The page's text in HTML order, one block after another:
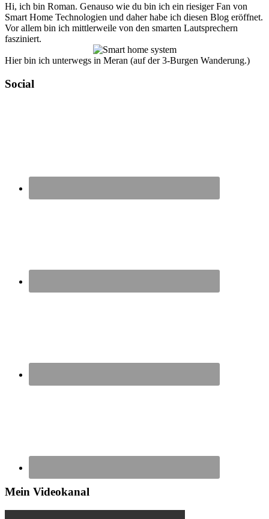
Hi, ich bin Roman. Genauso wie du bin ich ein riesiger Fan von
Smart Home Technologien und daher habe ich diesen Blog eröffnet.
Vor allem bin ich mittlerweile von den smarten Lautsprechern
fasziniert.
Hier bin ich unterwegs in Meran (auf der 3-Burgen Wanderung.)
Social
Mein Videokanal